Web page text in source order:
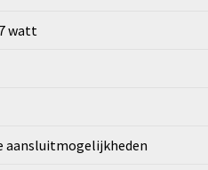
watt
aansluitmogelijkheden